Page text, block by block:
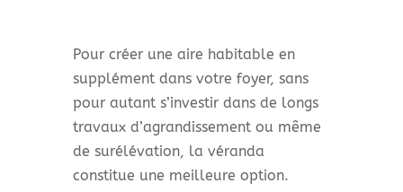
Pour créer une aire habitable en
supplément dans votre foyer, sans
pour autant s’investir dans de longs
travaux d’agrandissement ou même
de surélévation, la véranda
constitue une meilleure option.